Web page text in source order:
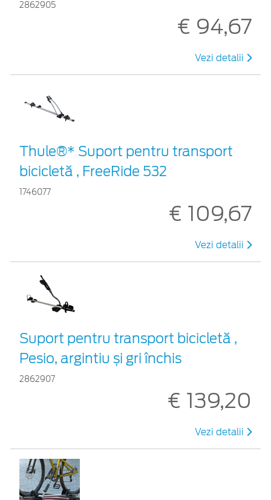
2862905
€ 94,67
Vezi detalii
Thule®* Suport pentru transport
bicicletă , FreeRide 532
1746077
€ 109,67
Vezi detalii
Suport pentru transport bicicletă ,
Pesio, argintiu și gri închis
2862907
€ 139,20
Vezi detalii